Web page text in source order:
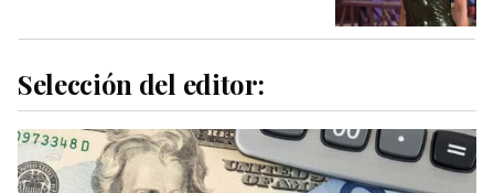
Selección del editor: